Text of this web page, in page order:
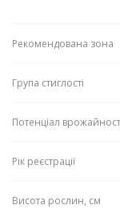
Рекомендована зона
Група стиглості
Потенціал
Рік реєстрації
Висота рослин, см